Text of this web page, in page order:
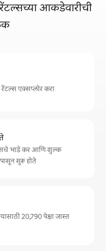
आकडेवारीची
एक्सप्लोर करा
भाडे कर आणि शुल्क
सुरू होते
20,790 पेक्षा जास्त